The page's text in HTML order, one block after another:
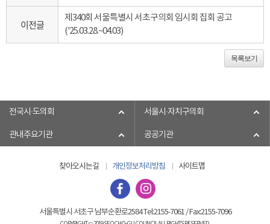
이전글
제340회 서울특별시 서초구의회 임시회 집회 공고
('25.03.28.~04.03)
목록보기
전국시·도의회 서울시·자치구의회
관내주요기관 공공기관
찾아오시는길 개인정보처리방침 사이트맵
서울특별시 서초구 남부순환로2584 Tel:2155-7061 / Fax:2155-7096